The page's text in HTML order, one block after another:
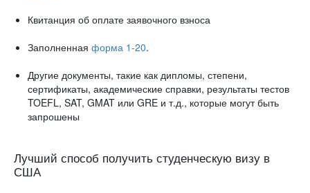
Квитанция об оплате заявочного взноса
Заполненная форма 1-20.
Другие документы, такие как дипломы, степени,
сертификаты, академические справки, результаты тестов
TOEFL, SAT, GMAT или GRE и т.д., которые могут быть
запрошены
Лучший способ получить студенческую визу в
США